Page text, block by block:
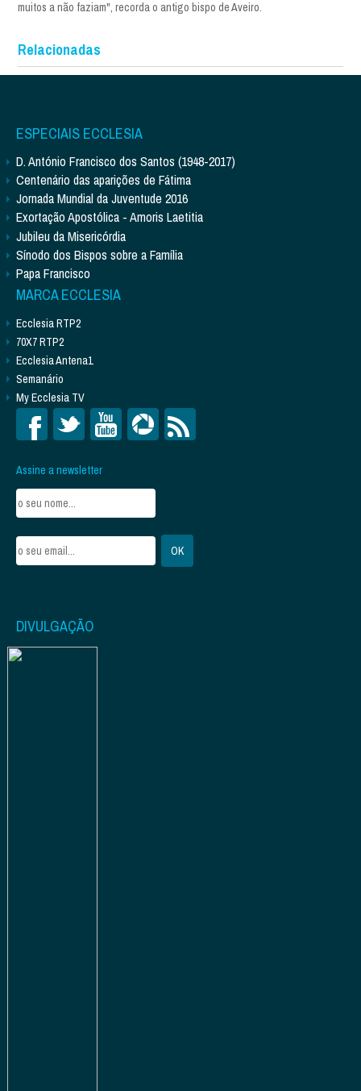
muitos a não faziam", recorda o antigo bispo de Aveiro.
Relacionadas
ESPECIAIS ECCLESIA
D. António Francisco dos Santos (1948-2017)
Centenário das aparições de Fátima
Jornada Mundial da Juventude 2016
Exortação Apostólica - Amoris Laetitia
Jubileu da Misericórdia
Sínodo dos Bispos sobre a Família
Papa Francisco
MARCA ECCLESIA
Ecclesia RTP2
70X7 RTP2
Ecclesia Antena1
Semanário
My Ecclesia TV
Assine a newsletter
DIVULGAÇÃO